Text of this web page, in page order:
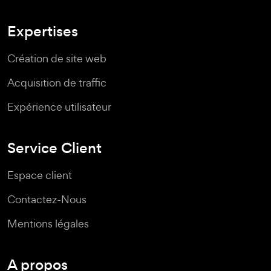
Expertises
Création de site web
Acquisition de traffic
Expérience utilisateur
Service Client
Espace client
Contactez-Nous
Mentions légales
A propos